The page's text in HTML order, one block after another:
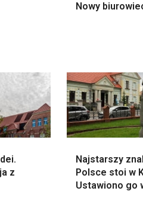
Nowy
z
Najstarszy
Polsce stoi w
Ustawiono go